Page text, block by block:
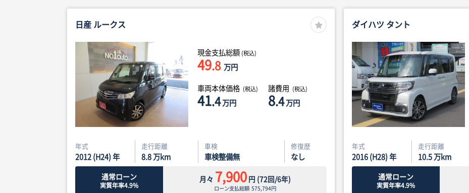
日産 ルークス
現金支払総額 (税込)
49.8 万円
車両本体価格 (税込)
41.4万円
諸費用 (税込)
8.4万円
年式
2012 (H24) 年
走行距離
8.8万km
車検
車検整備無
修復歴
なし
通常ローン
実質年率4.9%
月々 7,900円 (72回/6年)
ローン支払総額 575,794円
ダイハツ タント
年式
2016 (H28) 年
走行距離
10.5万km
通常ローン
実質年率4.9%